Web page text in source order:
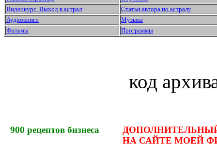
Видеокурс. Выход в астрал
Статьи автора по астралу
Аудиокниги
Музыка
Фильмы
Программы
код
900рецептов бизнеса
НА САЙТЕ МОЕЙ